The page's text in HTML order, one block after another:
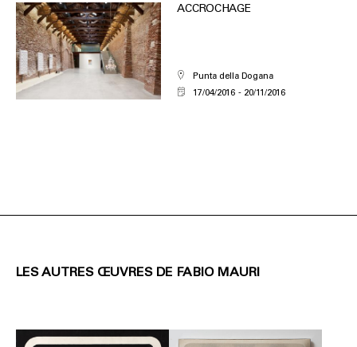
ACCROCHAGE
Punta della Dogana
17/04/2016
20/11/2016
LES AUTRES ŒUVRES DE FABIO MAURI